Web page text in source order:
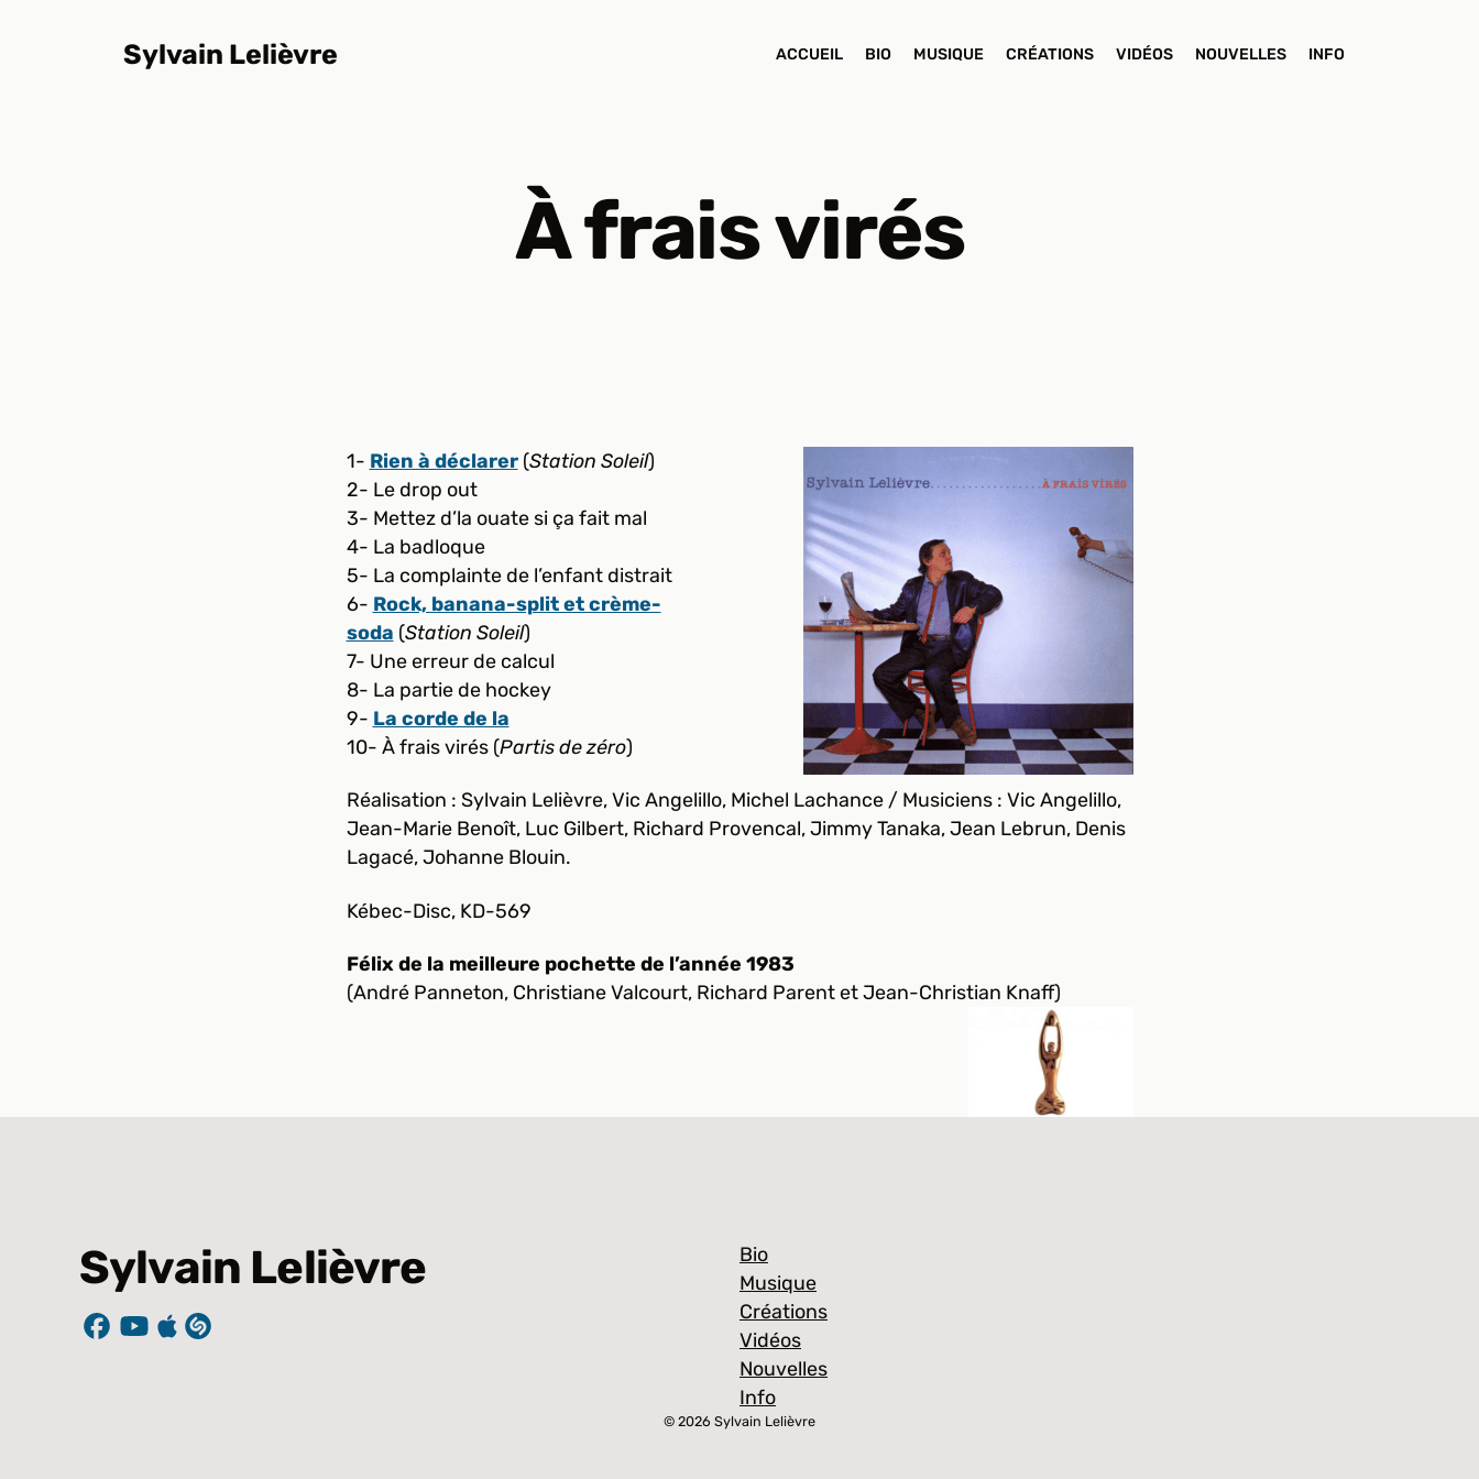
Sylvain Lelièvre ACCUEIL BIO MUSIQUE CRÉATIONS VIDÉOS NOUVELLES INFO
À frais virés
1- Rien à déclarer(Station Soleil)
2- Le drop out
3- Mettez d’la ouate si ça fait mal
4- La badloque
5- La complainte de l’enfant distrait
6- Rock, banana-split et crème-
soda (Station Soleil)
7- Une erreur de calcul
8- La partie de hockey
9- La corde de la
10- À frais virés (Partis de zéro)
Réalisation : Sylvain Lelièvre, Vic Angelillo, Michel Lachance / Musiciens : Vic Angelillo,
Jean-Marie Benoît, Luc Gilbert, Richard Provencal, Jimmy Tanaka, Jean Lebrun, Denis
Lagacé, Johanne Blouin.
Kébec-Disc, KD-569
Félix de la meilleure pochette de l’année 1983
(André Panneton, Christiane Valcourt, Richard Parent et Jean-Christian Knaff)
Sylvain Lelièvre
Bio
Musique
Créations
Vidéos
Nouvelles
Info
© 2026 Sylvain Lelièvre